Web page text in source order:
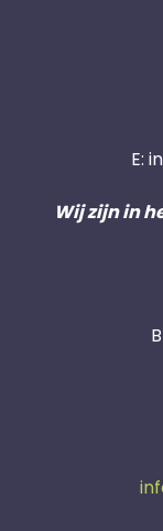
E:
Wij zijn in